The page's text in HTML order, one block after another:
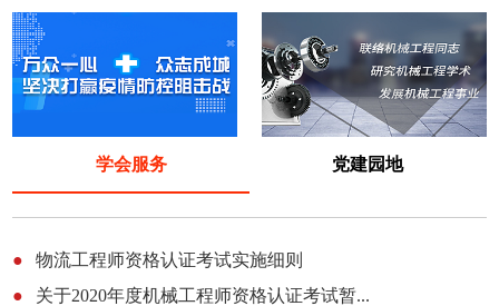
学会服务 党建园地
●
物流工程师资格认证考试实施细则
●
关于2020年度机械工程师资格认证考试暂...